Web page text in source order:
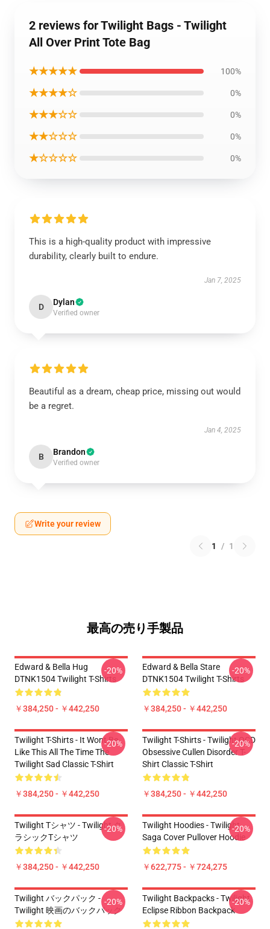
2 reviews for Twilight Bags - Twilight
All Over Print Tote Bag
★★★★★ 100%
★★★★☆ 0%
★★★☆☆ 0%
★★☆☆☆ 0%
★☆☆☆☆ 0%
This is a high-quality product with impressive
durability, clearly built to endure.
Jan 7, 2025
D Dylan
Verified owner
Beautiful as a dream, cheap price, missing out would
be a regret.
Jan 4, 2025
B Brandon
Verified owner
Write your review
1 / 1
最高の売り手製品
Edward & Bella Hug
DTNK1504 Twilight T-Shirts
￥384,250 - ￥442,250
-20%
Edward & Bella Stare
DTNK1504 Twilight T-Shirts
￥384,250 - ￥442,250
-20%
Twilight T-Shirts - It Wont Be
Like This All The Time The
Twilight Sad Classic T-Shirt
￥384,250 - ￥442,250
-20%
Twilight T-Shirts - Twilight OCD
Obsessive Cullen Disorder T-
Shirt Classic T-Shirt
￥384,250 - ￥442,250
-20%
Twilight Tシャツ - Twilight ク
ラシックTシャツ
￥384,250 - ￥442,250
-20%
Twilight Hoodies - Twilight
Saga Cover Pullover Hoodie
￥622,775 - ￥724,275
-20%
Twilight バックパック -
Twilight 映画のバックパック
-20%
Twilight Backpacks - Twilight
Eclipse Ribbon Backpack
-20%